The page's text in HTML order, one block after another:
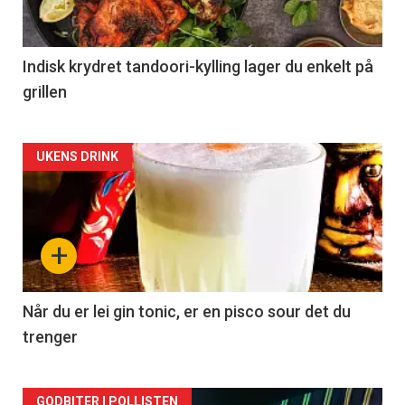
Indisk krydret tandoori-kylling lager du enkelt på
grillen
Forsiden
akkurat
nå
-
2
+
UKENS DRINK
Når du er lei gin tonic, er en pisco sour det du
trenger
GODBITER I POLLISTEN